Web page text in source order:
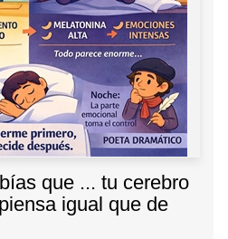
que ... tu cerebro
igual que de